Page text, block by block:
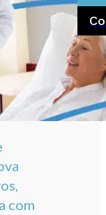
com